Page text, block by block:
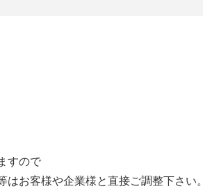
すので
お客様や企業様と直接ご調整下さい。